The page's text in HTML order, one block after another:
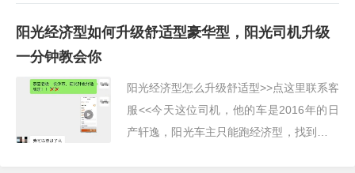
升级舒适型了···
阳光经济型如何升级舒适型豪华型，阳光司机升级
一分钟教会你
阳光经济型怎么升级舒适型>>点这里联系客
服<<今天这位司机，他的车是2016年的日
产轩逸，阳光车主只能跑经济型，找到我们